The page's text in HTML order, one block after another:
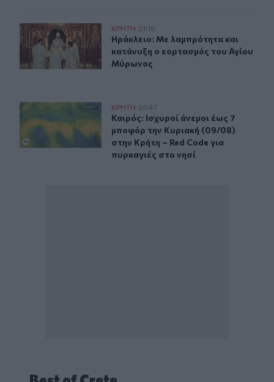
Ηράκλειο: Με λαμπρότητα και κατάνυξη ο εορτασμός
ΚΡΗΤΗ 21:16
Ηράκλειο: Με λαμπρότητα και
Ηράκλειο: Με λαμπρότητα και
κατάνυξη ο εορτασμός του Αγίου
Μύρωνος
Καιρός: Ισχυροί άνεμοι έως 7 μποφόρ την Κυριακή
ΚΡΗΤΗ 20:47
Καιρός: Ισχυροί άνεμοι έως 7
Καιρός: Ισχυροί άνεμοι έως 7
μποφόρ την Κυριακή (09/08)
στην Κρήτη – Red Code για
πυρκαγιές στο νησί